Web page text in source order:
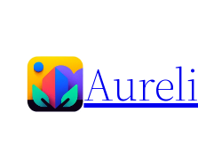
content